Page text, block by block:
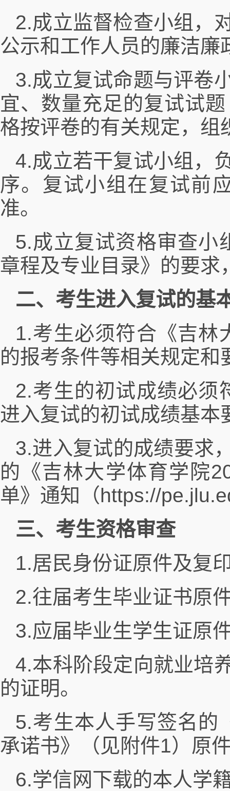
2.成立监督检查小组，
公示和工作人员的廉洁廉
3.成立复试命题与评卷
宜、数量充足的复试试
格按评卷的有关规定，组
4.成立若干复试小组，
序。复试小组在复试前
准。
5.成立复试资格审查小
章程及专业目录》的要求
二、考生进入复试的基
1.考生必须符合《吉林
的报考条件等相关规定和
2.考生的初试成绩必须
进入复试的初试成绩基
3.进入复试的成绩要求
的《吉林大学体育学院
单》通知（https://
三、考生资格审查
1.居民身份证原件及复
2.往届考生毕业证书原
3.应届毕业生学生证原
4.本科阶段定向就业培
的证明。
5.考生本人手写签名的
承诺书》（见附件1）原
6.学信网下载的本人学